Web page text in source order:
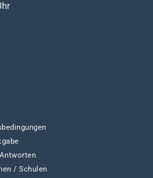
/ Schulen